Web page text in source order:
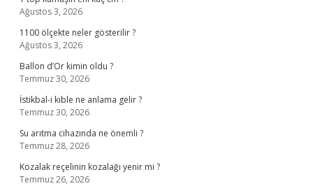
Ağustos 3, 2026
1100 ölçekte neler gösterilir ?
Ağustos 3, 2026
Ballon d’Or kimin oldu ?
Temmuz 30, 2026
İstikbal-i kıble ne anlama gelir ?
Temmuz 30, 2026
Su arıtma cihazında ne önemli ?
Temmuz 28, 2026
Kozalak reçelinin kozalağı yenir mi ?
Temmuz 26, 2026